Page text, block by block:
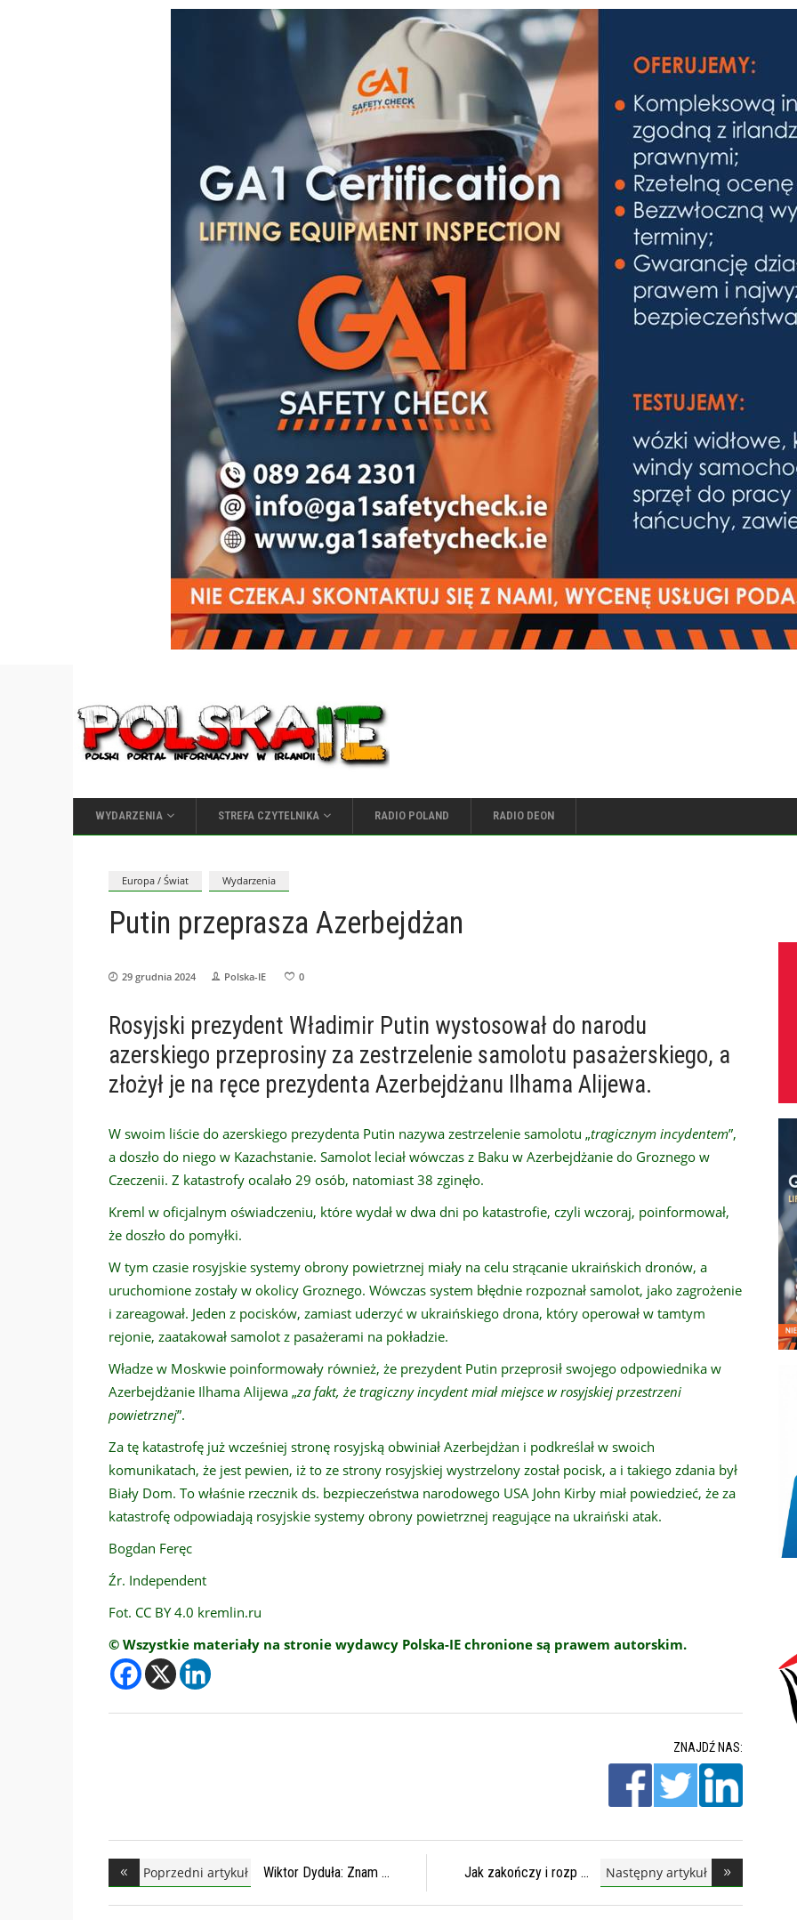
WYDARZENIA STREFA CZYTELNIKA RADIO POLAND RADIO DEON
Europa / Świat Wydarzenia
Putin przeprasza Azerbejdżan
29 grudnia 2024 Polska-IE 0
Rosyjski prezydent Władimir Putin wystosował do narodu
azerskiego przeprosiny za zestrzelenie samolotu pasażerskiego, a
złożył je na ręce prezydenta Azerbejdżanu Ilhama Alijewa.
W swoim liście do azerskiego prezydenta Putin nazywa zestrzelenie samolotu „tragicznym incydentem”,
a doszło do niego w Kazachstanie. Samolot leciał wówczas z Baku w Azerbejdżanie do Groznego w
Czeczenii. Z katastrofy ocalało 29 osób, natomiast 38 zginęło.
Kreml w oficjalnym oświadczeniu, które wydał w dwa dni po katastrofie, czyli wczoraj, poinformował,
że doszło do pomyłki.
W tym czasie rosyjskie systemy obrony powietrznej miały na celu strącanie ukraińskich dronów, a
uruchomione zostały w okolicy Groznego. Wówczas system błędnie rozpoznał samolot, jako zagrożenie
i zareagował. Jeden z pocisków, zamiast uderzyć w ukraińskiego drona, który operował w tamtym
rejonie, zaatakował samolot z pasażerami na pokładzie.
Władze w Moskwie poinformowały również, że prezydent Putin przeprosił swojego odpowiednika w
Azerbejdżanie Ilhama Alijewa „za fakt, że tragiczny incydent miał miejsce w rosyjskiej przestrzeni
powietrznej”.
Za tę katastrofę już wcześniej stronę rosyjską obwiniał Azerbejdżan i podkreślał w swoich
komunikatach, że jest pewien, iż to ze strony rosyjskiej wystrzelony został pocisk, a i takiego zdania był
Biały Dom. To właśnie rzecznik ds. bezpieczeństwa narodowego USA John Kirby miał powiedzieć, że za
katastrofę odpowiadają rosyjskie systemy obrony powietrznej reagujące na ukraiński atak.
Bogdan Feręc
Źr. Independent
Fot. CC BY 4.0 kremlin.ru
© Wszystkie materiały na stronie wydawcy Polska-IE chronione są prawem autorskim.
ZNAJDŹ NAS:
Poprzedni artykuł Wiktor Dyduła: Znam Jak zakończy i rozp Następny artykuł